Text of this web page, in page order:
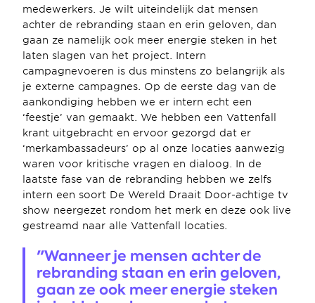
medewerkers. Je wilt uiteindelijk dat mensen
achter de rebranding staan en erin geloven, dan
gaan ze namelijk ook meer energie steken in het
laten slagen van het project. Intern
campagnevoeren is dus minstens zo belangrijk als
je externe campagnes. Op de eerste dag van de
aankondiging hebben we er intern echt een
‘feestje’ van gemaakt. We hebben een Vattenfall
krant uitgebracht en ervoor gezorgd dat er
‘merkambassadeurs’ op al onze locaties aanwezig
waren voor kritische vragen en dialoog. In de
laatste fase van de rebranding hebben we zelfs
intern een soort De Wereld Draait Door-achtige tv
show neergezet rondom het merk en deze ook live
gestreamd naar alle Vattenfall locaties.
"Wanneer je mensen achter de
rebranding staan en erin geloven,
gaan ze ook meer energie steken